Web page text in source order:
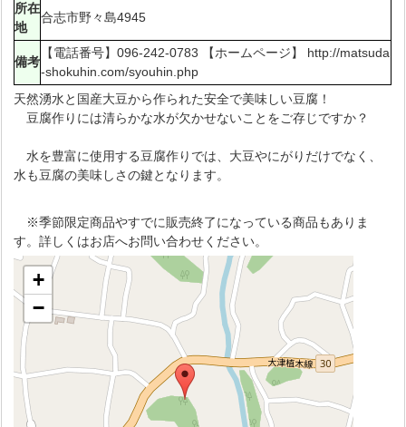
所在
地
合志市野々島4945
備考
【電話番号】096-242-0783 【ホームページ】 http://matsuda
-shokuhin.com/syouhin.php
天然湧水と国産大豆から作られた安全で美味しい豆腐！
豆腐作りには清らかな水が欠かせないことをご存じですか？
水を豊富に使用する豆腐作りでは、大豆やにがりだけでなく、
水も豆腐の美味しさの鍵となります。
※季節限定商品やすでに販売終了になっている商品もありま
す。詳しくはお店へお問い合わせください。